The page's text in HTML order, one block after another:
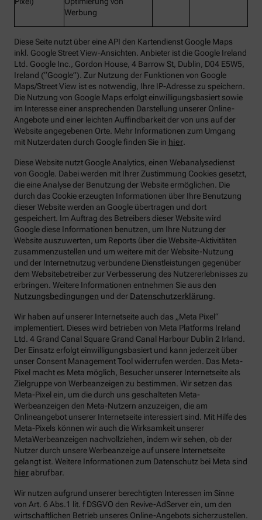
Werbung
Diese Seite nutzt über eine API den Kartendienst Google Maps
inkl. Google Street View-Ansichten. Anbieter ist die Google Ireland
Ltd. Google Inc., Gordon House, 4 Barrow St, Dublin, D04 E5W5,
Ireland (“Google”). Zur Nutzung der Funktionen von Google
Maps/Street View ist es notwendig, Ihre IP-Adresse zu speichern.
Die Nutzung von Google Maps erfolgt einwilligungsbasiert sowie
im Interesse einer ansprechenden Darstellung unserer Online-
Angebote und einer leichten Auffindbarkeit der von uns auf der
Website angegebenen Orte. Mehr Informationen zum Umgang
mit Nutzerdaten durch Google finden Sie in hier.
Diese Website nutzt Google Analytics, einen Webanalysedienst
von Google. Dabei werden mit Ihrer Zustimmung Cookies gesetzt,
die eine Analyse der Benutzung der Website ermöglichen. Die
durch das Cookie erzeugten Informationen über Ihre Benutzung
dieser Website werden an Google übertragen und dort
gespeichert. Im Auftrag des Betreibers dieser Website wird
Google diese Informationen benutzen, um Ihre Nutzung der
Website auszuwerten, um Reports über die Website-Aktivitäten
zusammenzustellen und um weitere mit der Website-Nutzung
und der Internetnutzug verbundene Dienstleistungen gegenüber
dem Websitebetreiber zur Verbesserung des Nutzererlebnisses zu
erbringen. Weitere Informationen entnehmen Sie aus den
Nutzungsbedingungen und der Datenschutzerklärung.
Wir haben auf unserer Internetseite auch das „Meta Pixel“
implementiert. Dieses wird betrieben von Meta Platforms Ireland
Ltd. 4 Grand Canal Square Grand Canal Harbour Dublin 2 Irland.
Der Einsatz erfolgt einwilligungsbasiert und kann jederzeit über
unser Consent Management Tool widerrufen werden. Das Meta-
Pixel macht es Meta möglich, Besucher unserer Internetseite als
Zielgruppe von Werbeanzeigen zu bestimmen. Wir setzen das
Meta-Pixel ein, um die durch uns geschalteten Meta-
Werbeanzeigen den Meta-Nutzern anzuzeigen, die am
Onlineangebot unserer Internetseite interessiert sind. Mit Hilfe des
Meta-Pixels können wir auch die Wirksamkeit unserer
MetaWerbeanzeigen nachvollziehen, indem wir sehen, ob der
Nutzer durch unsere Werbeanzeige auf unsere Internetseite
gelangt ist. Weitere Informationen zum Datenschutz bei Meta sind
hier abrufbar.
Wir nutzen aufgrund unserer berechtigten Interessen im Sinne
von Art. 6 Abs.1 lit. f DSGVO den Revive-AdServer ein, um den
wirtschaftlichen Betrieb unseres Online-Angebots sicherzustellen.